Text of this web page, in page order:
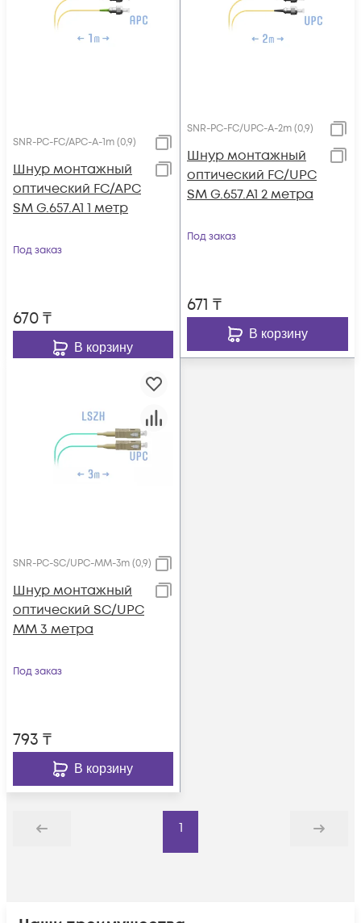
SNR-PC-FC/APC-A-1m (0,9)
Шнур монтажный
оптический FC/APC
SM G.657.A1 1 метр
Под заказ
670₸
В корзину
SNR-PC-FC/UPC-A-2m (0,9)
Шнур монтажный
оптический FC/UPC
SM G.657.A1 2 метра
Под заказ
671 ₸
В корзину
SNR-PC-SC/UPC-MM-3m (0,9)
Шнур монтажный
оптический SC/UPC
MM 3 метра
Под заказ
793 ₸
В корзину
Назад
1
Дальше